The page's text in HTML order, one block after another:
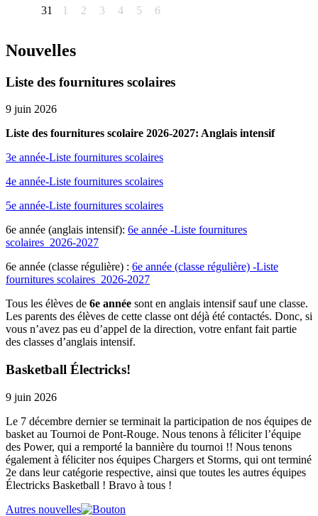
31
1 2 3 4 5 6
Nouvelles
Liste des fournitures scolaires
9 juin 2026
Liste des fournitures scolaire 2026-2027: Anglais intensif
3e année-Liste fournitures scolaires
4e année-Liste fournitures scolaires
5e année-Liste fournitures scolaires
6e année (anglais intensif): 6e année -Liste fournitures
scolaires_2026-2027
6e année (classe régulière) : 6e année (classe régulière) -Liste
fournitures scolaires_2026-2027
Tous les élèves de 6e année sont en anglais intensif sauf une classe.
Les parents des élèves de cette classe ont déjà été contactés. Donc, si
vous n’avez pas eu d’appel de la direction, votre enfant fait partie
des classes d’anglais intensif.
Basketball Électricks!
9 juin 2026
Le 7 décembre dernier se terminait la participation de nos équipes de
basket au Tournoi de Pont-Rouge. Nous tenons à féliciter l’équipe
des Power, qui a remporté la bannière du tournoi !! Nous tenons
également à féliciter nos équipes Chargers et Storms, qui ont terminé
2e dans leur catégorie respective, ainsi que toutes les autres équipes
Électricks Basketball ! Bravo à tous !
Autres nouvelles